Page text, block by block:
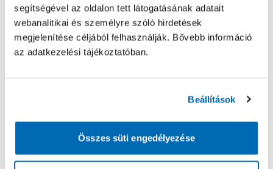
segítségével az oldalon tett látogatásának adatait
webanalitikai és személyre szóló hirdetések
megjelenítése céljából felhasználják. Bővebb információ
az adatkezelési tájékoztatóban.
Beállítások
Összes süti engedélyezése